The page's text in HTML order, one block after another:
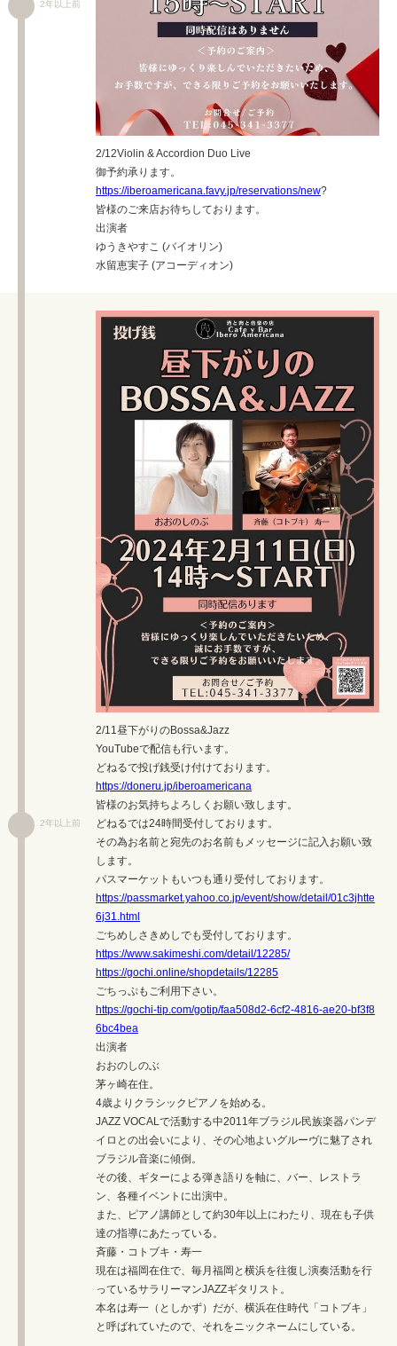
2年以上前
2/12Violin & Accordion Duo Live
御予約承ります。
https://iberoamericana.favy.jp/reservations/new?
皆様のご来店お待ちしております。
出演者
ゆうきやすこ (バイオリン)
水留恵実子 (アコーディオン)
2年以上前
2/11昼下がりのBossa&Jazz
YouTubeで配信も行います。
どねるで投げ銭受け付けております。
https://doneru.jp/iberoamericana
皆様のお気持ちよろしくお願い致します。
どねるでは24時間受付しております。
その為お名前と宛先のお名前もメッセージに記入お願い致
します。
パスマーケットもいつも通り受付しております。
https://passmarket.yahoo.co.jp/event/show/detail/01c3jhtte
6j31.html
ごちめしさきめしでも受付しております。
https://www.sakimeshi.com/detail/12285/
https://gochi.online/shopdetails/12285
ごちっぷもご利用下さい。
https://gochi-tip.com/gotip/faa508d2-6cf2-4816-ae20-bf3f8
6bc4bea
出演者
おおのしのぶ
茅ヶ崎在住。
4歳よりクラシックピアノを始める。
JAZZ VOCALで活動する中2011年ブラジル民族楽器パンデ
イロとの出会いにより、その心地よいグルーヴに魅了され
ブラジル音楽に傾倒。
その後、ギターによる弾き語りを軸に、バー、レストラ
ン、各種イベントに出演中。
また、ピアノ講師として約30年以上にわたり、現在も子供
達の指導にあたっている。
斉藤・コトブキ・寿一
現在は福岡在住で、毎月福岡と横浜を往復し演奏活動を行
っているサラリーマンJAZZギタリスト。
本名は寿一（としかず）だが、横浜在住時代「コトブキ」
と呼ばれていたので、それをニックネームにしている。